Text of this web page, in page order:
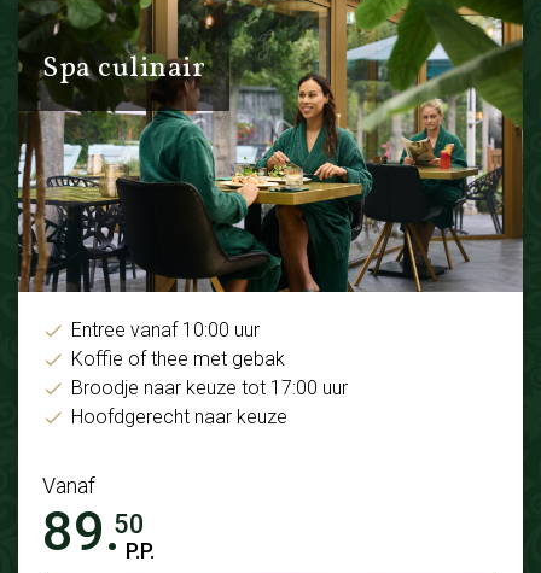
Spa culinair
Entree vanaf 10:00 uur
Koffie of thee met gebak
Broodje naar keuze tot 17:00 uur
Hoofdgerecht naar keuze
Vanaf
89.50
P.P.